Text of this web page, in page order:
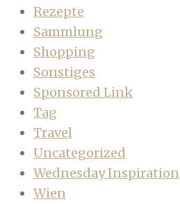
Rezepte
Sammlung
Shopping
Sonstiges
Sponsored Link
Tag
Travel
Uncategorized
Wednesday Inspiration
Wien